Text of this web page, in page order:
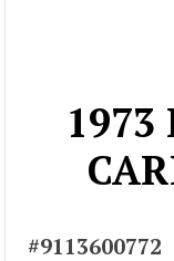
1973
#9113600772